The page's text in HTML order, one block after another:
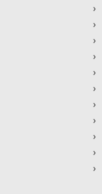
›
›
›
›
›
›
›
›
›
›
›